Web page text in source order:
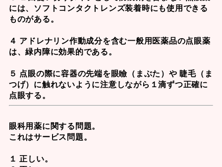
には、ソフトコンタクトレンズ装着時にも使用できる
ものがある。
４ アドレナリン作動成分を含む一般用医薬品の点眼薬
は、緑内障に効果的である。
５ 点眼の際に容器の先端を眼瞼（まぶた）や 睫毛（ま
つげ）に触れないように注意しながら１滴ずつ正確に
点眼する。
眼科用薬に関する問題。
これはサービス問題。
１ 正しい。